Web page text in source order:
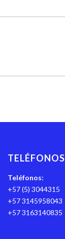
TELÉFONOS
Teléfonos:
+57 (5) 3044315
+57 3145958043
+57 3163140835